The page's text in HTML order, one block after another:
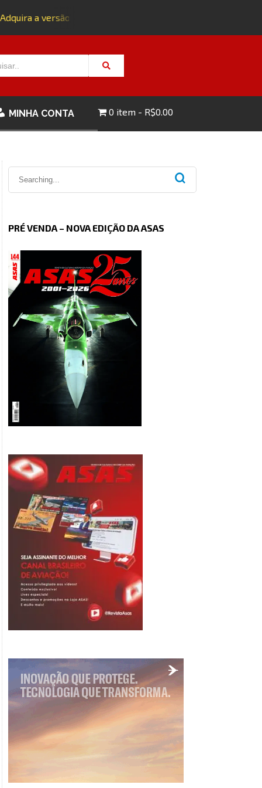
a versão impressa da edição 143 com FRETE GRÁTIS -
MINHA CONTA 0 item R$0.00
PRÉ VENDA – NOVA EDIÇÃO DA ASAS